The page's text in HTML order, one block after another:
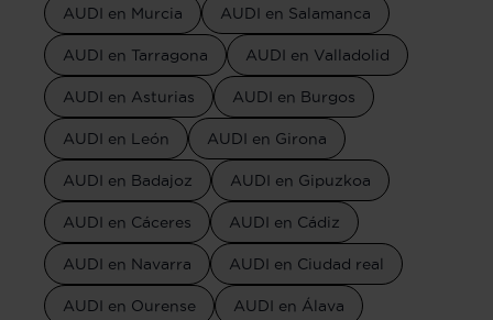
AUDI en Murcia AUDI en Salamanca
AUDI en Tarragona AUDI en Valladolid
AUDI en Asturias AUDI en Burgos
AUDI en León AUDI en Girona
AUDI en Badajoz AUDI en Gipuzkoa
AUDI en Cáceres AUDI en Cádiz
AUDI en Navarra AUDI en Ciudad real
AUDI en Ourense AUDI en Álava